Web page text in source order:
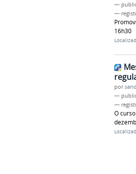
—
—
16h30
por
—
—
O